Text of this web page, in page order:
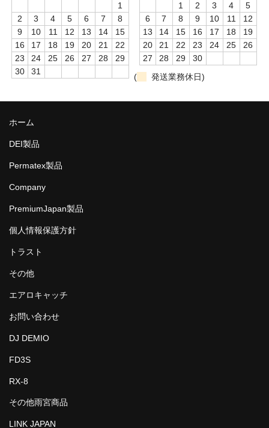
1
2
3 4 5 6 7
8
9
10 11 12 13 14
15
16
17 18 19 20 21
22
23
24 25 26 27 28
29
30
31
1
2 3 4
5
6
7 8 9 10 11
12
13
14 15 16 17 18
19
20
21 22 23 24 25
26
27
28 29
30
(
発送業務休日)
ホーム
DEI製品
Permatex製品
Company
PremiumJapan製品
個人情報保護方針
トラスト
その他
エアロキャッチ
お問い合わせ
DJ DEMIO
FD3S
RX-8
その他雨宮商品
LINK JAPAN